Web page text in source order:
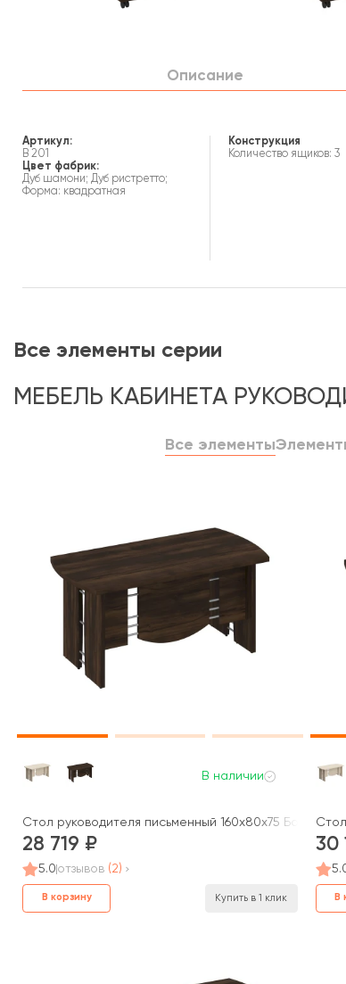
Описание
Артикул:
В 201
Цвет фабрик:
Дуб шамони; Дуб ристретто;
Форма: квадратная
Конструкция
Количество ящиков: 3
Все элементы серии
МЕБЕЛЬ КАБИНЕТА
Все элементы
В наличии
Стол руководителя письменный 160x80x75 Борн
28 719
5.0отзывов (2)
В корзину Купить в 1 клик
30
В